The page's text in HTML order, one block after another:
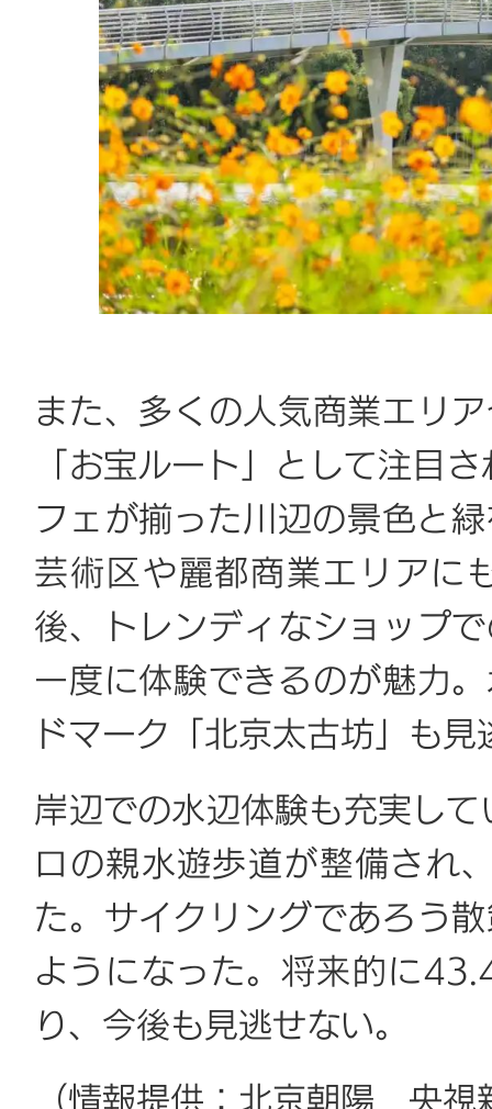
また、多くの人気商業エリ
「お宝ルート」として注目
フェが揃った川辺の景色と
芸術区や麗都商業エリアに
後、トレンディなショップ
一度に体験できるのが魅力
ドマーク「北京太古坊」も
岸辺での水辺体験も充実し
ロの親水遊歩道が整備され
た。サイクリングであろう
ようになった。将来的に
り、今後も見逃せない。